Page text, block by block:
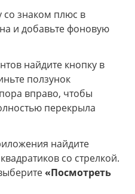
со знаком плюс в
и добавьте фоновую
найдите кнопку в
ползунок
вправо, чтобы
перекрыла
найдите
со стрелкой.
«Посмотреть